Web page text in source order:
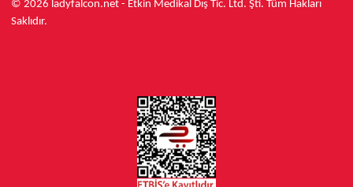
© 2026 ladyfalcon.net - Etkin Medikal Dış Tic. Ltd. Şti. Tüm Hakları
Saklıdır.